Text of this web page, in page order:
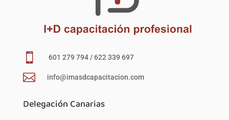
 601 279 794 / 622 339 697
 info@imasdcapacitacion.com
Delegación Canarias